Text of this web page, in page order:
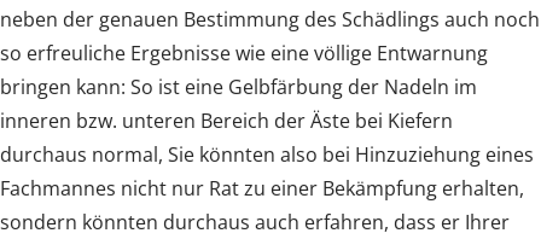
neben der genauen Bestimmung des Schädlings auch noch
so erfreuliche Ergebnisse wie eine völlige Entwarnung
bringen kann: So ist eine Gelbfärbung der Nadeln im
inneren bzw. unteren Bereich der Äste bei Kiefern
durchaus normal, Sie könnten also bei Hinzuziehung eines
Fachmannes nicht nur Rat zu einer Bekämpfung erhalten,
sondern könnten durchaus auch erfahren, dass er Ihrer